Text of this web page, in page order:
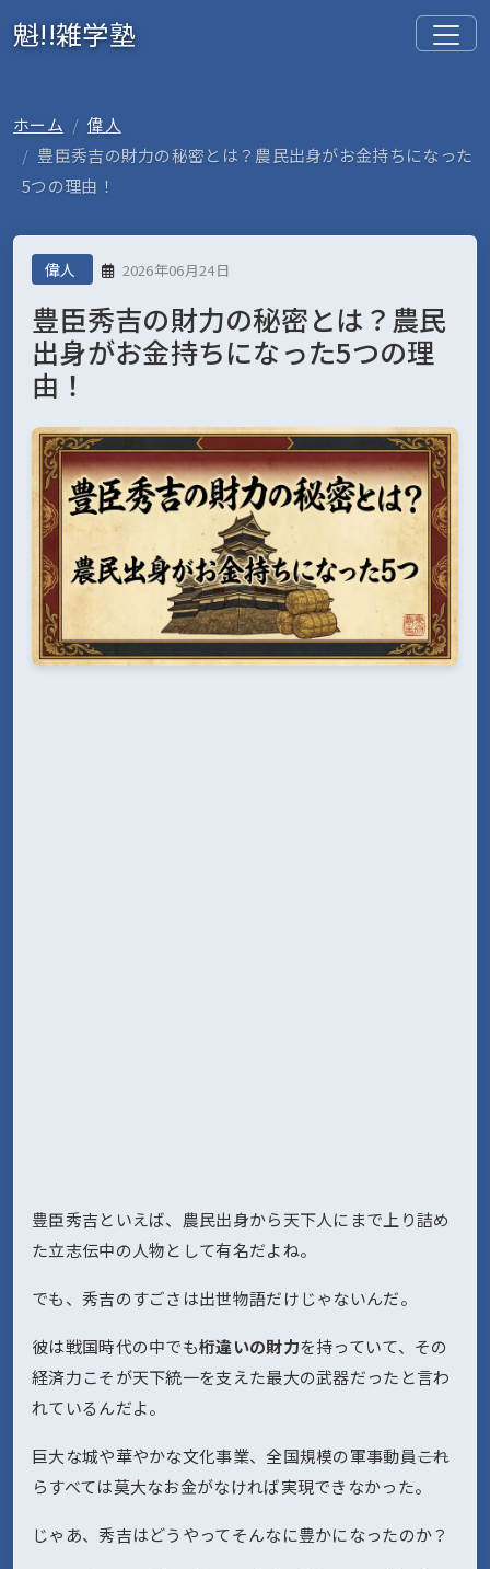
魁!!雑学塾
ホーム
偉人
豊臣秀吉の財力の秘密とは？農民出身がお金持ちになった
5つの理由！
偉人 2026年06月24日
豊臣秀吉の財力の秘密とは？農民
出身がお金持ちになった5つの理
由！
豊臣秀吉といえば、農民出身から天下人にまで上り詰め
た立志伝中の人物として有名だよね。
でも、秀吉のすごさは出世物語だけじゃないんだ。
彼は戦国時代の中でも桁違いの財力を持っていて、その
経済力こそが天下統一を支えた最大の武器だったと言わ
れているんだよ。
巨大な城や華やかな文化事業、全国規模の軍事動員――これ
らすべては莫大なお金がなければ実現できなかった。
じゃあ、秀吉はどうやってそんなに豊かになったのか？